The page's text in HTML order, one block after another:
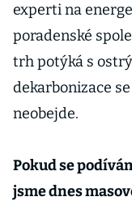
experti na
poradenské
trh potýká s
dekarbonizace
neobejde.
Pokud se
jsme dnes